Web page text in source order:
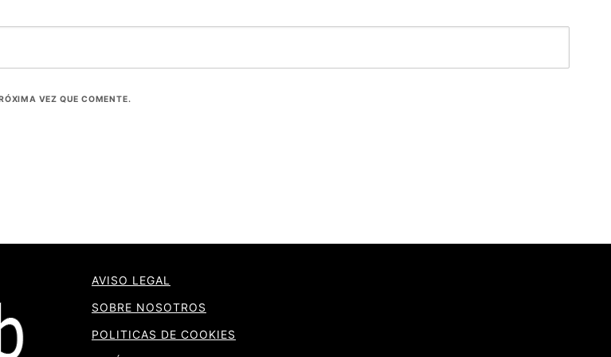
VEZ QUE COMENTE.
AVISO LEGAL
SOBRE NOSOTROS
POLITICAS DE COOKIES